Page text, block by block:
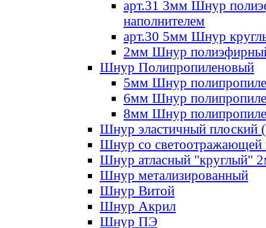
арт.31 3мм Шнур
наполнителем
арт.30 5мм Шнур
2мм Шнур
Шнур Полипропиленовый
5мм Шнур
6мм Шнур
8мм Шнур
Шнур эластичный плоский
Шнур со светоотражающей
Шнур атласный "круглый"
Шнур метализированный
Шнур Витой
Шнур Акрил
Шнур ПЭ